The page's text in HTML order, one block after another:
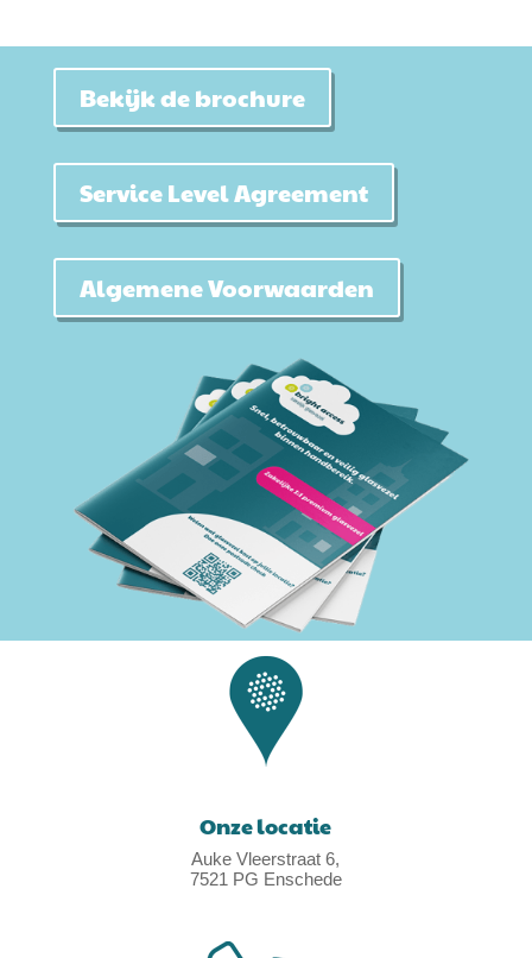
Bekijk de brochure
Service Level Agreement
Algemene Voorwaarden
Onze locatie
Auke Vleerstraat 6,
7521 PG Enschede